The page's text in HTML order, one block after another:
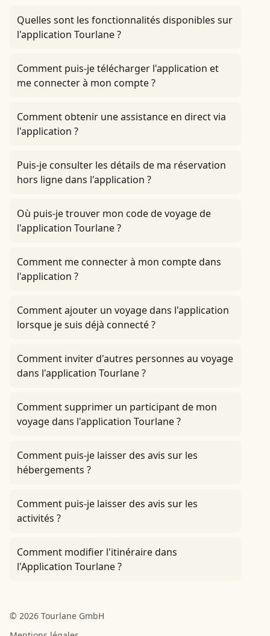
Quelles sont les fonctionnalités disponibles sur
l'application Tourlane ?
Comment puis-je télécharger l'application et
me connecter à mon compte ?
Comment obtenir une assistance en direct via
l'application ?
Puis-je consulter les détails de ma réservation
hors ligne dans l'application ?
Où puis-je trouver mon code de voyage de
l'application Tourlane ?
Comment me connecter à mon compte dans
l'application ?
Comment ajouter un voyage dans l'application
lorsque je suis déjà connecté ?
Comment inviter d'autres personnes au voyage
dans l'application Tourlane ?
Comment supprimer un participant de mon
voyage dans l'application Tourlane ?
Comment puis-je laisser des avis sur les
hébergements ?
Comment puis-je laisser des avis sur les
activités ?
Comment modifier l'itinéraire dans
l'Application Tourlane ?
© 2026 Tourlane GmbH